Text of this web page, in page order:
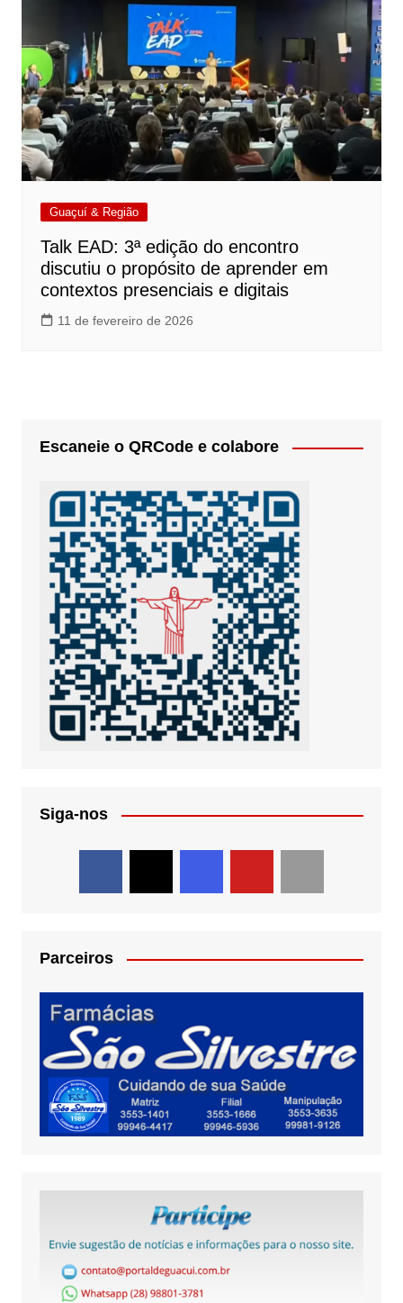
Guaçuí & Região
Talk EAD: 3ª edição do encontro
discutiu o propósito de aprender em
contextos presenciais e digitais
11 de fevereiro de 2026
Escaneie o QRCode e colabore
Siga-nos
Parceiros